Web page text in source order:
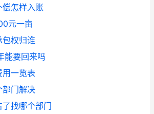
偿怎样入账
元一亩
包权归谁
能要回来吗
用一览表
部门解决
找哪个部门